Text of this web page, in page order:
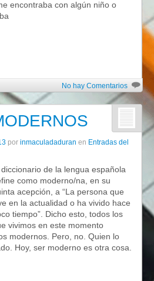
encontraba con algún niño o
No hay Comentarios
por inmaculadaduran en Entradas del
diccionario de la lengua española
como moderno/na, en su
acepción, a “La persona que
en la actualidad o ha vivido hace
tiempo”. Dicho esto, todos los
vivimos en este momento
modernos. Pero, no. Quien lo
Hoy, ser moderno es otra cosa.